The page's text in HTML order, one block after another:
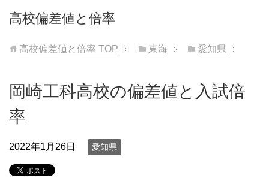
高校偏差値と倍率
高校偏差値と倍率 TOP 東海 愛知県
岡崎工科高校の偏差値と入試倍
率
2022年1月26日 愛知県